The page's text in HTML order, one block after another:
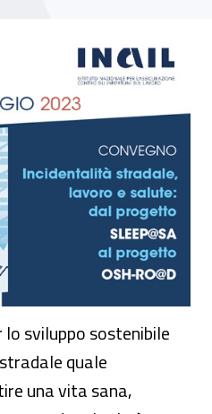
stradale,
lo sviluppo sostenibile
quale
una vita sana,